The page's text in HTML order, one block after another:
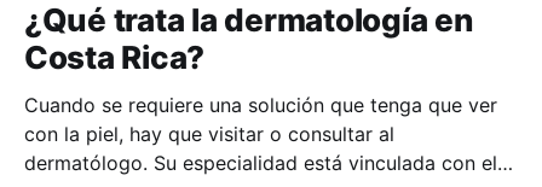
¿Qué trata la dermatología en
Costa Rica?
Cuando se requiere una solución que tenga que ver
con la piel, hay que visitar o consultar al
dermatólogo. Su especialidad está vinculada con el